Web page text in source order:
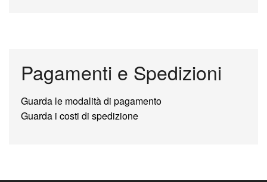
Pagamenti e Spedizioni
Guarda le modalità di pagamento
Guarda i costi di spedizione